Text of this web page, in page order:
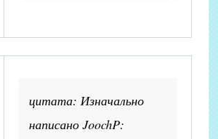
цитата: Изначально
написано JoochP: